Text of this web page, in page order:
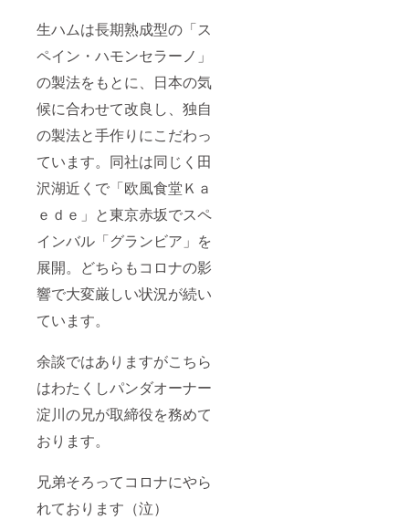
生ハムは長期熟成型の「ス
ペイン・ハモンセラーノ」
の製法をもとに、日本の気
候に合わせて改良し、独自
の製法と手作りにこだわっ
ています。同社は同じく田
沢湖近くで「欧風食堂Ｋａ
ｅｄｅ」と東京赤坂でスペ
インバル「グランビア」を
展開。どちらもコロナの影
響で大変厳しい状況が続い
ています。
余談ではありますがこちら
はわたくしパンダオーナー
淀川の兄が取締役を務めて
おります。
兄弟そろってコロナにやら
れております（泣）